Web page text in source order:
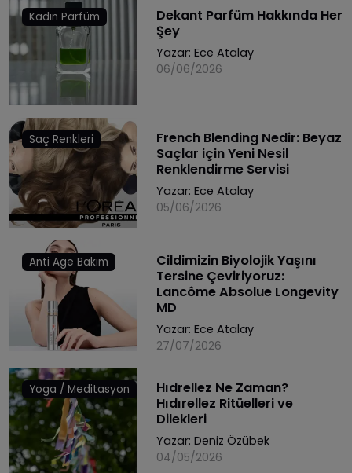
Kadın Parfüm
Dekant Parfüm Hakkında Her
Şey
Yazar: Ece Atalay
06/06/2026
Saç Renkleri
French Blending Nedir: Beyaz
Saçlar için Yeni Nesil
Renklendirme Servisi
Yazar: Ece Atalay
05/06/2026
Anti Age Bakım
Cildimizin Biyolojik Yaşını
Tersine Çeviriyoruz:
Lancôme Absolue Longevity
MD
Yazar: Ece Atalay
27/07/2026
Yoga / Meditasyon
Hıdrellez Ne Zaman?
Hıdırellez Ritüelleri ve
Dilekleri
Yazar: Deniz Özübek
04/05/2026